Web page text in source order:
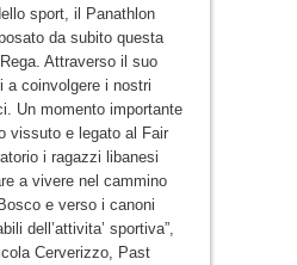
sport, il Panathlon
da subito questa
Attraverso il suo
a coinvolgere i nostri
Un momento importante
vissuto e legato al Fair
i ragazzi libanesi
a vivere nel cammino
e verso i canoni
dell’attivita’ sportiva”,
Cerverizzo, Past